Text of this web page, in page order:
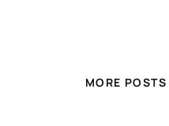
MORE POSTS